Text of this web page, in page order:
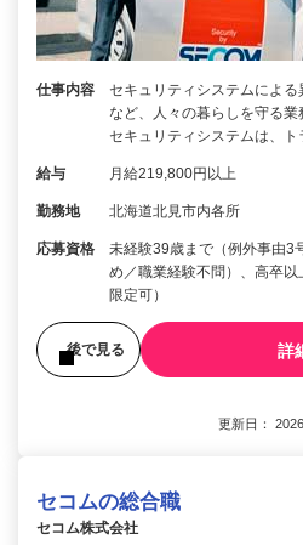
仕事内容
セキュリティシステムによ
など、人々の暮らしを守る
セキュリティシステムは、
給与 月給219,800円以上
勤務地 北海道北見市内各所
応募資格
未経験39歳まで（例外事由3
め／職業経験不問）、高卒
限定可）
後で見る 詳
更新日：
セコムの総合職
セコム株式会社